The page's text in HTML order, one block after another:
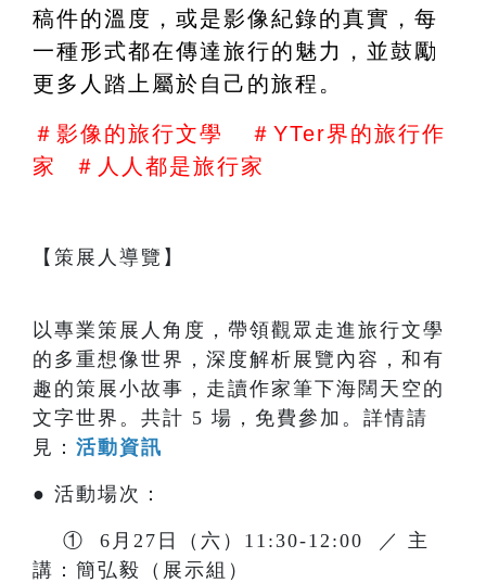
稿件的溫度，或是影像紀錄的真實，每
一種形式都在傳達旅行的魅力，並鼓勵
更多人踏上屬於自己的旅程。
＃影像的旅行文學   ＃YTer界的旅行作
家  ＃人人都是旅行家
【策展人導覽】
以專業策展人角度，帶領觀眾走進旅行文學
的多重想像世界，深度解析展覽內容，和有
趣的策展小故事，走讀作家筆下海闊天空的
文字世界。共計 5 場，免費參加。詳情請
見： 活動資訊
● 活動場次：
① 6月27日（六）11:30-12:00 ／ 主
講：簡弘毅（展示組）